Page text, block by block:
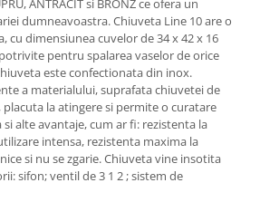
ANTRACIT si BRONZ ce ofera un
dumneavoastra. Chiuveta Line 10 are o
cu dimensiunea cuvelor de 34 x 42 x 16
pentru spalarea vaselor de orice
este confectionata din inox.
a materialului, suprafata chiuvetei de
la atingere si permite o curatare
si alte avantaje, cum ar fi: rezistenta la
intensa, rezistenta maxima la
si nu se zgarie. Chiuveta vine insotita
sifon; ventil de 3 1 2 ; sistem de